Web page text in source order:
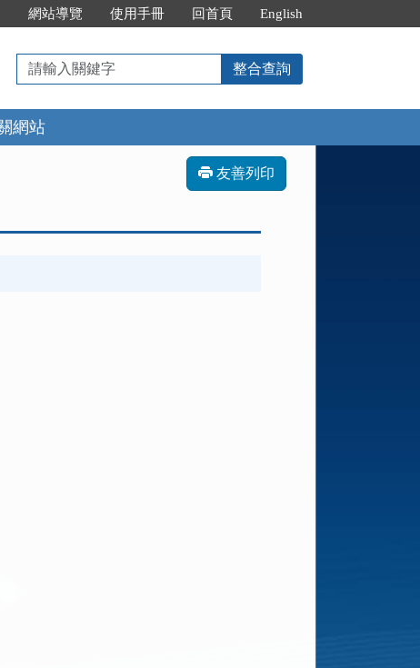
網站導覽 使用手冊 回首頁 English
請
輸
入
關
鍵
整合查詢
網站
友善列印